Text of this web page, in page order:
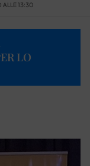
ALLE 13:30
LO